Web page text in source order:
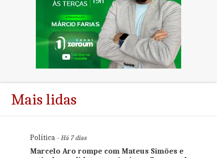
Mais lidas
Política- Há 7 dias
Marcelo Aro rompe com Mateus Simões e